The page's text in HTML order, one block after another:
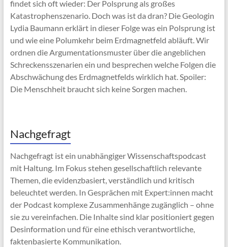
findet sich oft wieder: Der Polsprung als großes
Katastrophenszenario. Doch was ist da dran? Die Geologin
Lydia Baumann erklärt in dieser Folge was ein Polsprung ist
und wie eine Polumkehr beim Erdmagnetfeld abläuft. Wir
ordnen die Argumentationsmuster über die angeblichen
Schreckensszenarien ein und besprechen welche Folgen die
Abschwächung des Erdmagnetfelds wirklich hat. Spoiler:
Die Menschheit braucht sich keine Sorgen machen.
Nachgefragt
Nachgefragt ist ein unabhängiger Wissenschaftspodcast
mit Haltung. Im Fokus stehen gesellschaftlich relevante
Themen, die evidenzbasiert, verständlich und kritisch
beleuchtet werden. In Gesprächen mit Expert:innen macht
der Podcast komplexe Zusammenhänge zugänglich – ohne
sie zu vereinfachen. Die Inhalte sind klar positioniert gegen
Desinformation und für eine ethisch verantwortliche,
faktenbasierte Kommunikation.